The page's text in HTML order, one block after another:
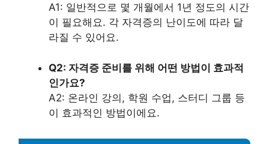
A1: 일반적으로 몇 개월에서 1년 정도의 시간
이 필요해요. 각 자격증의 난이도에 따라 달
라질 수 있어요.
Q2: 자격증 준비를 위해 어떤 방법이 효과적
인가요?
A2: 온라인 강의, 학원 수업, 스터디 그룹 등
이 효과적인 방법이에요.